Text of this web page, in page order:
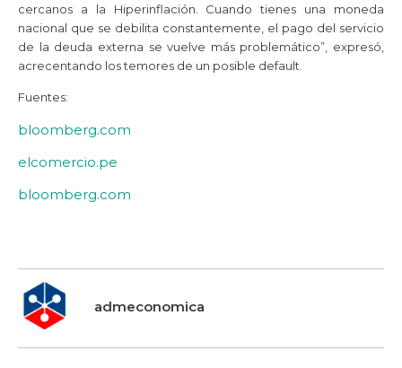
cercanos a la Hiperinflación. Cuando tienes una moneda
nacional que se debilita constantemente, el pago del servicio
de la deuda externa se vuelve más problemático”, expresó,
acrecentando los temores de un posible default.
Fuentes:
bloomberg.com
elcomercio.pe
bloomberg.com
admeconomica